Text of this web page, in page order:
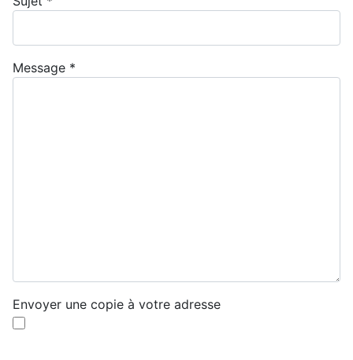
Message *
Envoyer une copie à votre adresse